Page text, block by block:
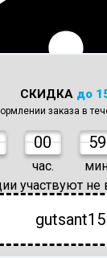
СКИДКА до
заказа в
00
час.
59
участвуют не
gutsant15